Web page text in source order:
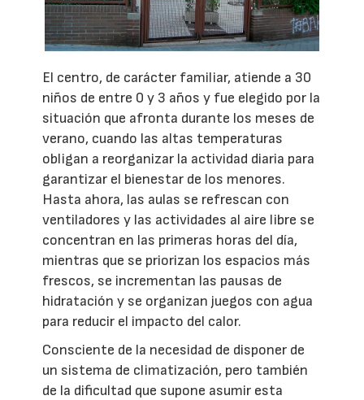
El centro, de carácter familiar, atiende a 30
niños de entre 0 y 3 años y fue elegido por la
situación que afronta durante los meses de
verano, cuando las altas temperaturas
obligan a reorganizar la actividad diaria para
garantizar el bienestar de los menores.
Hasta ahora, las aulas se refrescan con
ventiladores y las actividades al aire libre se
concentran en las primeras horas del día,
mientras que se priorizan los espacios más
frescos, se incrementan las pausas de
hidratación y se organizan juegos con agua
para reducir el impacto del calor.
Consciente de la necesidad de disponer de
un sistema de climatización, pero también
de la dificultad que supone asumir esta